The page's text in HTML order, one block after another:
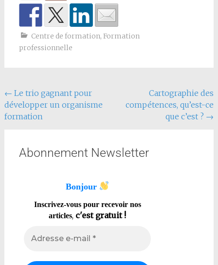
Centre de formation, Formation
professionnelle
← Le trio gagnant pour
développer un organisme
formation
Cartographie des
compétences, qu’est-ce
que c’est ? →
Abonnement Newsletter
Bonjour
Inscrivez-vous pour recevoir nos
articles, c'est gratuit !